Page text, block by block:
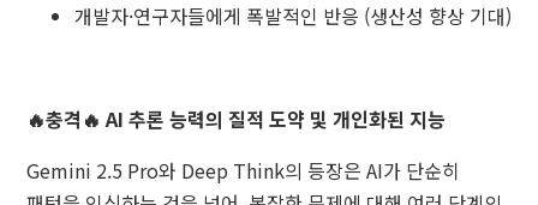
개발자·연구자들에게 폭발적인 반응 (생산성 향상 기대)
🔥충격🔥 AI 추론 능력의 질적 도약 및 개인화된 지능
Gemini 2.5 Pro와 Deep Think의 등장은 AI가 단순히